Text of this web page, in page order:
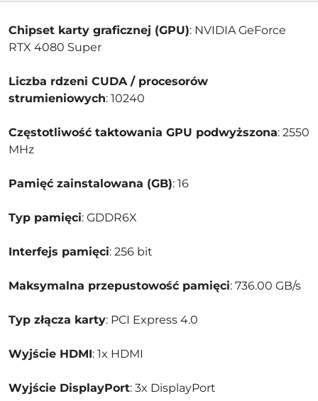
Chipset karty graficznej (GPU): NVIDIA GeForce
RTX 4080 Super
Liczba rdzeni CUDA / procesorów
strumieniowych: 10240
Częstotliwość taktowania GPU podwyższona: 2550
MHz
Pamięć zainstalowana (GB): 16
Typ pamięci: GDDR6X
Interfejs pamięci: 256 bit
Maksymalna przepustowość pamięci: 736.00 GB/s
Typ złącza karty: PCI Express 4.0
Wyjście HDMI: 1x HDMI
Wyjście DisplayPort: 3x DisplayPort